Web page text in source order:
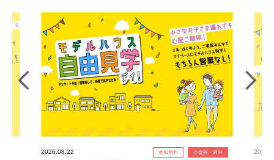
2026.08.22 参加無料 小金井・府中